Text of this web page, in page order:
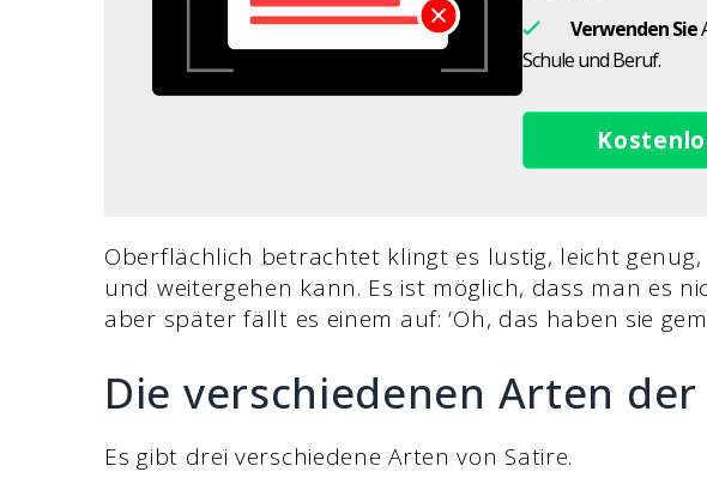
Verwenden Sie
Schule und Beruf.
Oberflächlich betrachtet klingt es lustig, leicht
und weitergehen kann. Es ist möglich, dass man es
aber später fällt es einem auf: ‘Oh, das haben sie
Die verschiedenen Arten
Es gibt drei verschiedene Arten von Satire.